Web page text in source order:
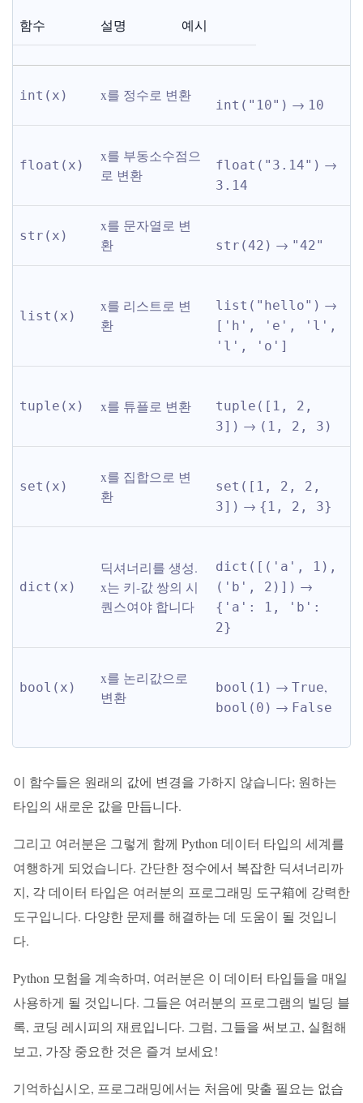
함수 설명 예시
int(x) x를 정수로 변환
int("10") → 10
float(x)
x를 부동소수점으
로 변환
float("3.14")
3.14
str(x)
x를 문자열로 변
환
str(42) → "42"
list(x)
x를 리스트로 변
환
list("hello")
['h', 'e', 'l',
'l', 'o']
tuple(x) x를 튜플로 변환
tuple([1, 2,
3]) → (1, 2, 3)
set(x)
x를 집합으로 변
환
set([1, 2, 2,
3]) → {1, 2, 3}
dict(x)
딕셔너리를 생성.
x는 키-값 쌍의 시
퀀스여야 합니다
dict([('a', 1),
('b', 2)])
{'a': 1, 'b':
2}
bool(x)
x를 논리값으로
변환
bool(1) → True
bool(0) → False
이 함수들은 원래의 값에 변경을 가하지 않습니다; 원하는
타입의 새로운 값을 만듭니다.
그리고 여러분은 그렇게 함께 Python 데이터 타입의 세계를
여행하게 되었습니다. 간단한 정수에서 복잡한 딕셔너리까
지, 각 데이터 타입은 여러분의 프로그래밍 도구箱에 강력한
도구입니다. 다양한 문제를 해결하는 데 도움이 될 것입니
다.
Python 모험을 계속하며, 여러분은 이 데이터 타입들을 매일
사용하게 될 것입니다. 그들은 여러분의 프로그램의 빌딩 블
록, 코딩 레시피의 재료입니다. 그럼, 그들을 써보고, 실험해
보고, 가장 중요한 것은 즐겨 보세요!
기억하십시오, 프로그래밍에서는 처음에 맞출 필요는 없습